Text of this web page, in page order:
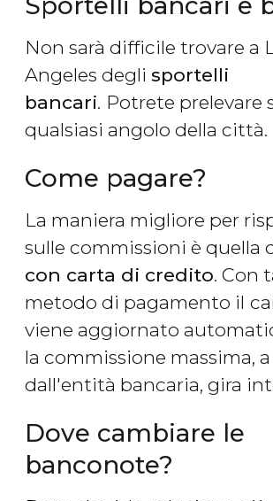
Non sarà difficile trovare a
Angeles degli sportelli
bancari. Potrete prelevare
qualsiasi angolo della città.
Come pagare?
La maniera migliore per
sulle commissioni è quella
con carta di credito. Con
metodo di pagamento il
viene aggiornato
la commissione massima,
dall'entità bancaria, gira
Dove cambiare le
banconote?